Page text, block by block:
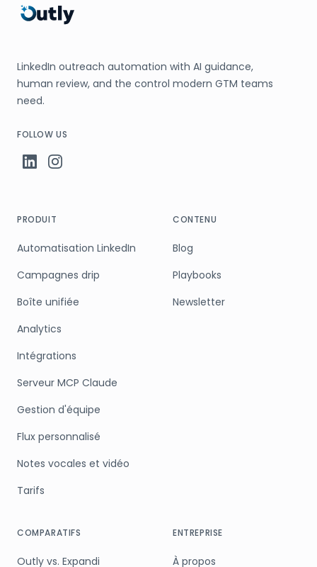
LinkedIn outreach automation with AI guidance,
human review, and the control modern GTM teams
need.
FOLLOW US
PRODUIT
Automatisation LinkedIn
Campagnes drip
Boîte unifiée
Analytics
Intégrations
Serveur MCP Claude
Gestion d'équipe
Flux personnalisé
Notes vocales et vidéo
Tarifs
CONTENU
Blog
Playbooks
Newsletter
COMPARATIFS
Outly vs. Expandi
ENTREPRISE
À propos